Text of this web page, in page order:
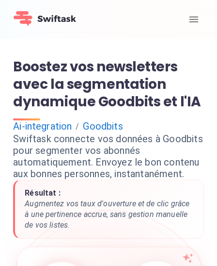
Boostez vos newsletters
avec la segmentation
dynamique Goodbits et l'IA
Ai-integration / Goodbits
Swiftask connecte vos données à Goodbits
pour segmenter vos abonnés
automatiquement. Envoyez le bon contenu
aux bonnes personnes, instantanément.
Résultat :
Augmentez vos taux d'ouverture et de clic grâce
à une pertinence accrue, sans gestion manuelle
de vos listes.